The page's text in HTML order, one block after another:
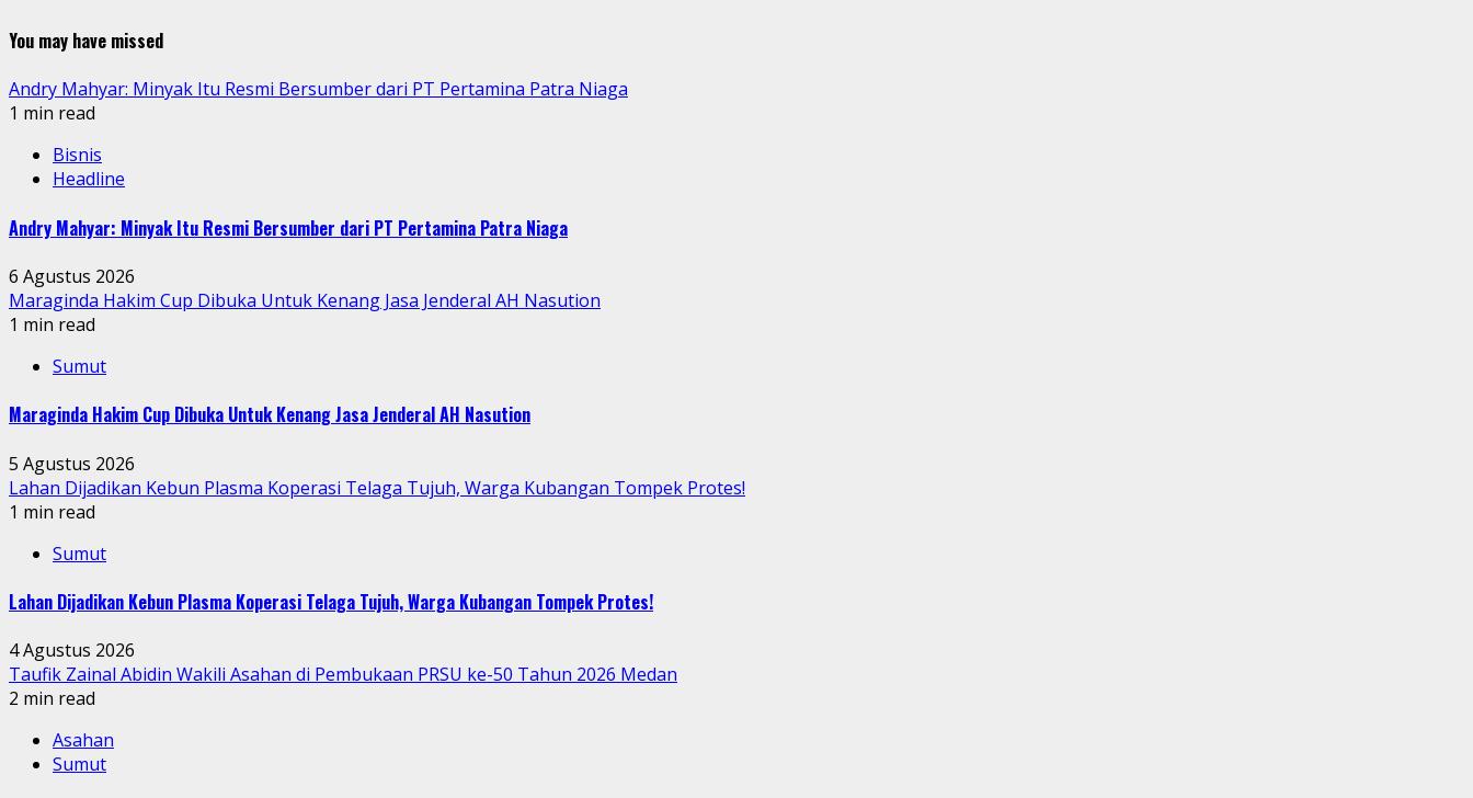
You may have missed
Andry Mahyar: Minyak Itu Resmi Bersumber dari PT Pertamina Patra Niaga
1 min read
Bisnis
Headline
Andry Mahyar: Minyak Itu Resmi Bersumber dari PT Pertamina Patra Niaga
6 Agustus 2026
Maraginda Hakim Cup Dibuka Untuk Kenang Jasa Jenderal AH Nasution
1 min read
Sumut
Maraginda Hakim Cup Dibuka Untuk Kenang Jasa Jenderal AH Nasution
5 Agustus 2026
Lahan Dijadikan Kebun Plasma Koperasi Telaga Tujuh, Warga Kubangan Tompek Protes!
1 min read
Sumut
Lahan Dijadikan Kebun Plasma Koperasi Telaga Tujuh, Warga Kubangan Tompek Protes!
4 Agustus 2026
Taufik Zainal Abidin Wakili Asahan di Pembukaan PRSU ke-50 Tahun 2026 Medan
2 min read
Asahan
Sumut